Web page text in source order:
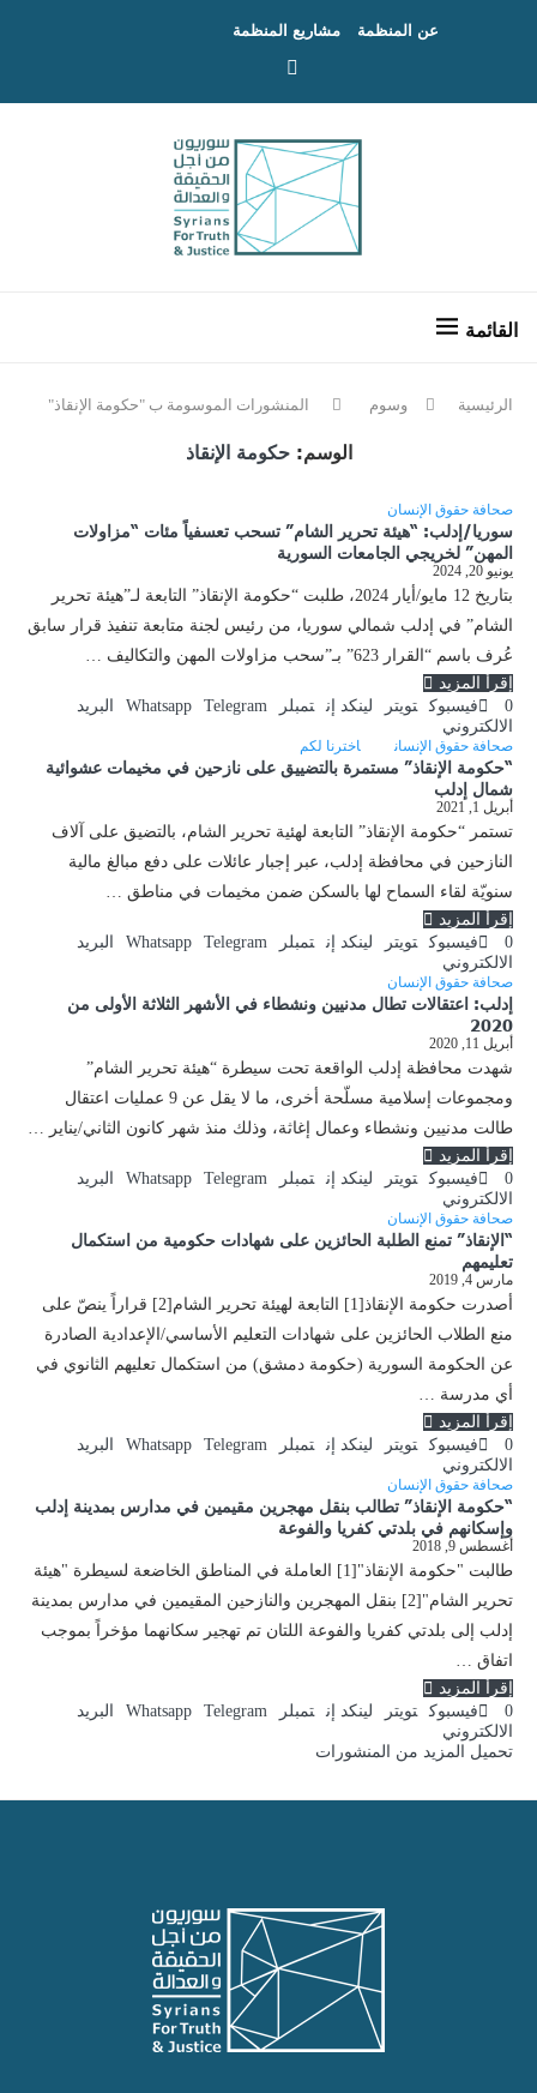
عن المنظمة مشاريع المنظمة
الرئيسية وسوم المنشورات الموسومة ب "حكومة الإنقاذ"
الوسم:حكومة الإنقاذ
صحافة حقوق الإنسان
سوريا/إدلب: “هيئة تحرير الشام” تسحب تعسفياً مئات “مزاولات
المهن” لخريجي الجامعات السورية
يونيو 20, 2024
بتاريخ 12 مايو/أيار 2024، طلبت “حكومة الإنقاذ” التابعة لـ”هيئة تحرير
الشام” في إدلب شمالي سوريا، من رئيس لجنة متابعة تنفيذ قرار سابق
عُرف باسم “القرار 623” بـ”سحب مزاولات المهن والتكاليف …
إقرأ المزيد
0
فيسبوك تويتر لينكد إن تمبلر Whatsapp Telegram
البريد
الالكتروني
صحافة حقوق الإنسان اخترنا لكم
“حكومة الإنقاذ” مستمرة بالتضييق على نازحين في مخيمات عشوائية
شمال إدلب
أبريل 1, 2021
تستمر “حكومة الإنقاذ” التابعة لهئية تحرير الشام، بالتضيق على آلاف
النازحين في محافظة إدلب، عبر إجبار عائلات على دفع مبالغ مالية
سنويّة لقاء السماح لها بالسكن ضمن مخيمات في مناطق …
إقرأ المزيد
0
فيسبوك تويتر لينكد إن تمبلر Whatsapp Telegram
البريد
الالكتروني
صحافة حقوق الإنسان
إدلب: اعتقالات تطال مدنيين ونشطاء في الأشهر الثلاثة الأولى من
2020
أبريل 11, 2020
شهدت محافظة إدلب الواقعة تحت سيطرة “هيئة تحرير الشام”
ومجموعات إسلامية مسلّحة أخرى، ما لا يقل عن 9 عمليات اعتقال
طالت مدنيين ونشطاء وعمال إغاثة، وذلك منذ شهر كانون الثاني/يناير …
إقرأ المزيد
0
فيسبوك تويتر لينكد إن تمبلر Whatsapp Telegram
البريد
الالكتروني
صحافة حقوق الإنسان
“الإنقاذ” تمنع الطلبة الحائزين على شهادات حكومية من استكمال
تعليمهم
مارس 4, 2019
أصدرت حكومة الإنقاذ[1] التابعة لهيئة تحرير الشام[2] قراراً ينصّ على
منع الطلاب الحائزين على شهادات التعليم الأساسي/الإعدادية الصادرة
عن الحكومة السورية (حكومة دمشق) من استكمال تعليهم الثانوي في
أي مدرسة …
إقرأ المزيد
0
فيسبوك تويتر لينكد إن تمبلر Whatsapp Telegram
البريد
الالكتروني
صحافة حقوق الإنسان
“حكومة الإنقاذ” تطالب بنقل مهجرين مقيمين في مدارس بمدينة إدلب
وإسكانهم في بلدتي كفريا والفوعة
أغسطس 9, 2018
طالبت "حكومة الإنقاذ"[1] العاملة في المناطق الخاضعة لسيطرة "هيئة
تحرير الشام"[2] بنقل المهجرين والنازحين المقيمين في مدارس بمدينة
إدلب إلى بلدتي كفريا والفوعة اللتان تم تهجير سكانهما مؤخراً بموجب
اتفاق …
إقرأ المزيد
0
فيسبوك تويتر لينكد إن تمبلر Whatsapp Telegram
البريد
الالكتروني
تحميل المزيد من المنشورات